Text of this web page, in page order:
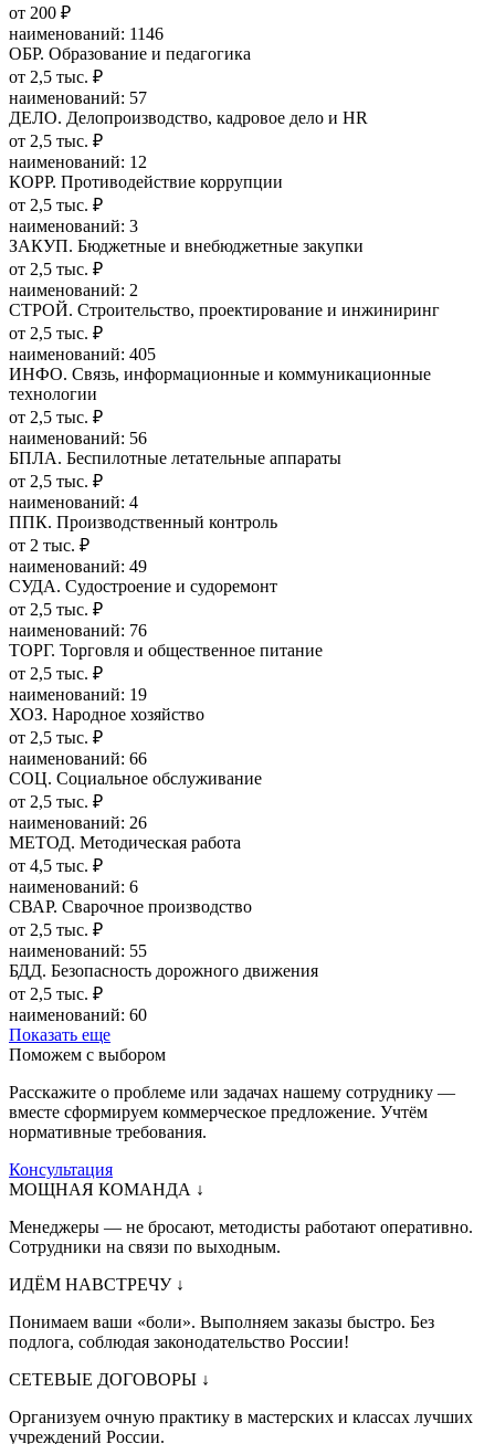
от 200 ₽
наименований: 1146
ОБР. Образование и педагогика
от 2,5 тыс. ₽
наименований: 57
ДЕЛО. Делопроизводство, кадровое дело и HR
от 2,5 тыс. ₽
наименований: 12
КОРР. Противодействие коррупции
от 2,5 тыс. ₽
наименований: 3
ЗАКУП. Бюджетные и внебюджетные закупки
от 2,5 тыс. ₽
наименований: 2
СТРОЙ. Строительство, проектирование и инжиниринг
от 2,5 тыс. ₽
наименований: 405
ИНФО. Связь, информационные и коммуникационные
технологии
от 2,5 тыс. ₽
наименований: 56
БПЛА. Беспилотные летательные аппараты
от 2,5 тыс. ₽
наименований: 4
ППК. Производственный контроль
от 2 тыс. ₽
наименований: 49
СУДА. Судостроение и судоремонт
от 2,5 тыс. ₽
наименований: 76
ТОРГ. Торговля и общественное питание
от 2,5 тыс. ₽
наименований: 19
ХОЗ. Народное хозяйство
от 2,5 тыс. ₽
наименований: 66
СОЦ. Социальное обслуживание
от 2,5 тыс. ₽
наименований: 26
МЕТОД. Методическая работа
от 4,5 тыс. ₽
наименований: 6
СВАР. Сварочное производство
от 2,5 тыс. ₽
наименований: 55
БДД. Безопасность дорожного движения
от 2,5 тыс. ₽
наименований: 60
Показать еще
Поможем с выбором
Расскажите о проблеме или задачах нашему сотруднику —
вместе сформируем коммерческое предложение. Учтём
нормативные требования.
Консультация
МОЩНАЯ КОМАНДА ↓
Менеджеры — не бросают, методисты работают оперативно.
Сотрудники на связи по выходным.
ИДЁМ НАВСТРЕЧУ ↓
Понимаем ваши «боли». Выполняем заказы быстро. Без
подлога, соблюдая законодательство России!
СЕТЕВЫЕ ДОГОВОРЫ ↓
Организуем очную практику в мастерских и классах лучших
учреждений России.